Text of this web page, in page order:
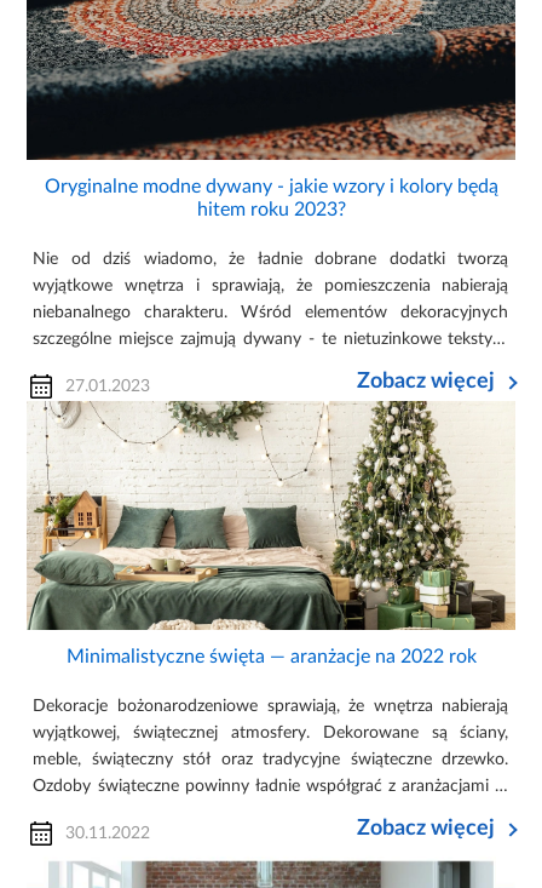
Oryginalne modne dywany - jakie wzory i kolory będą
hitem roku 2023?
Nie od dziś wiadomo, że ładnie dobrane dodatki tworzą
wyjątkowe wnętrza i sprawiają, że pomieszczenia nabierają
niebanalnego charakteru. Wśród elementów dekoracyjnych
szczególne miejsce zajmują dywany - te nietuzinkowe tekstylia
mieszkaniu jest o ...
27.01.2023 Zobacz więcej
Minimalistyczne święta — aranżacje na 2022 rok
Dekoracje bożonarodzeniowe sprawiają, że wnętrza nabierają
wyjątkowej, świątecznej atmosfery. Dekorowane są ściany,
meble, świąteczny stół oraz tradycyjne świąteczne drzewko.
Ozdoby świąteczne powinny ładnie współgrać z aranżacjami w
jaki p...30.11.2022 Zobacz więcej